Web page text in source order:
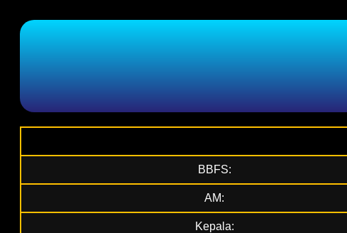
BBFS:
AM:
Kepala: